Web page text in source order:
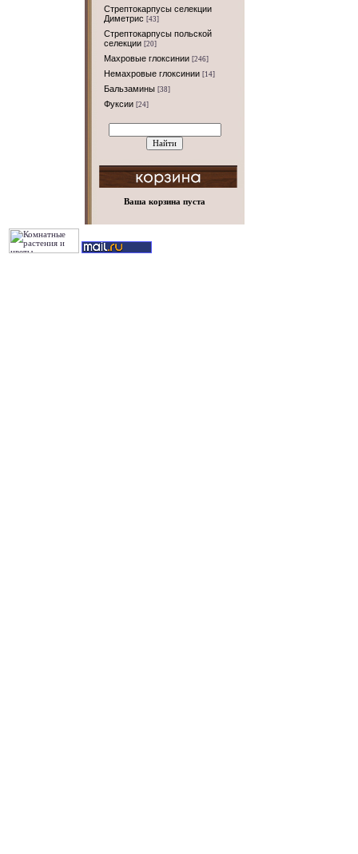
Стрептокарпусы селекции
Диметрис [43]
Стрептокарпусы польской
селекции [20]
Махровые глоксинии [246]
Немахровые глоксинии [14]
Бальзамины [38]
Фуксии [24]
Ваша корзина пуста